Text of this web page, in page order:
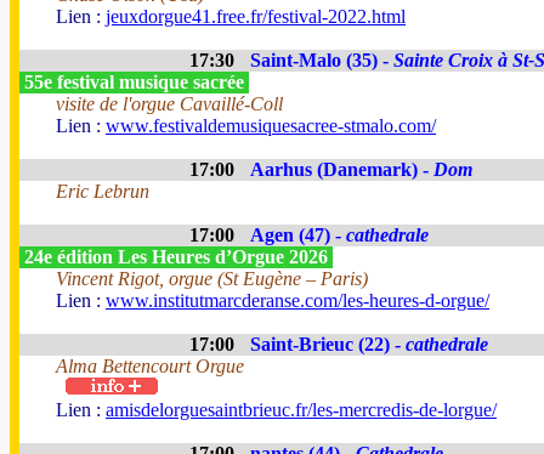
Lien : jeuxdorgue41.free.fr/festival-2022.html
17:30 Saint-Malo (35) - Sainte Croix à St-
55e festival musique sacrée
visite de l'orgue Cavaillé-Coll
Lien : www.festivaldemusiquesacree-stmalo.com/
17:00 Aarhus (Danemark) - Dom
Eric Lebrun
17:00 Agen (47) - cathedrale
24e édition Les Heures d’Orgue 2026
Vincent Rigot, orgue (St Eugène – Paris)
Lien : www.institutmarcderanse.com/les-heures-d-orgue/
17:00 Saint-Brieuc (22) - cathedrale
Alma Bettencourt Orgue
Lien : amisdelorguesaintbrieuc.fr/les-mercredis-de-lorgue/